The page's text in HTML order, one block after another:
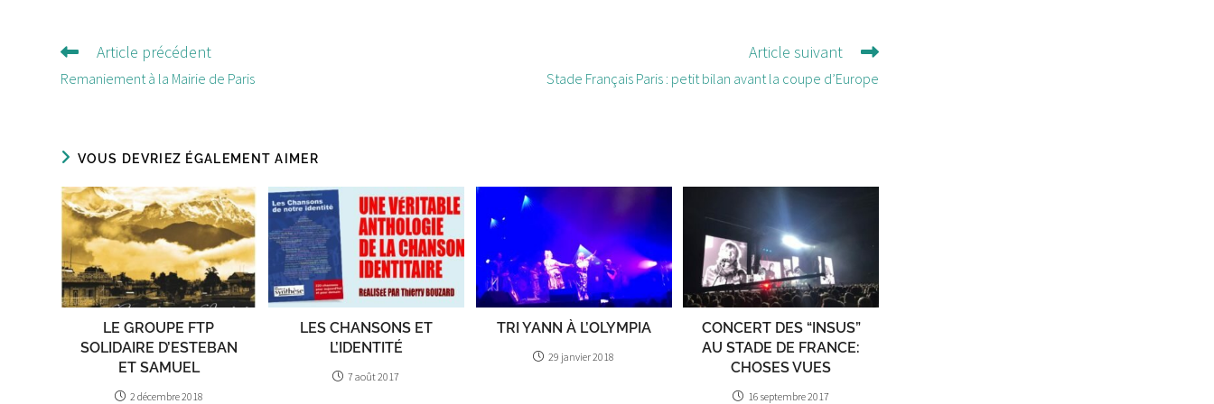
Lire
d'autres
Article précédent
Remaniement à la Mairie de Paris
Article suivant
Stade Français Paris : petit bilan avant la coupe d’Europe
VOUS DEVRIEZ ÉGALEMENT AIMER
LE GROUPE FTP
SOLIDAIRE D’ESTEBAN
ET SAMUEL
2 décembre 2018
LES CHANSONS ET
L’IDENTITÉ
7 août 2017
TRI YANN À L’OLYMPIA
29 janvier 2018
CONCERT DES “INSUS”
AU STADE DE FRANCE:
CHOSES VUES
16 septembre 2017